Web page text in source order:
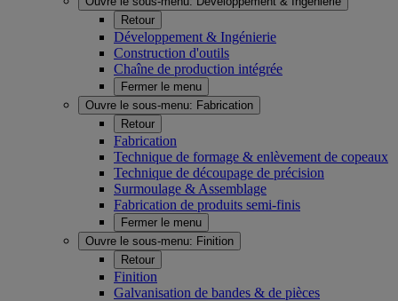
Retour
Développement & Ingénierie
Construction d'outils
Chaîne de production intégrée
Fermer le menu
Ouvre le sous-menu: Fabrication
Retour
Fabrication
Technique de formage & enlèvement de copeaux
Technique de découpage de précision
Surmoulage & Assemblage
Fabrication de produits semi-finis
Fermer le menu
Ouvre le sous-menu: Finition
Retour
Finition
Galvanisation de bandes & de pièces